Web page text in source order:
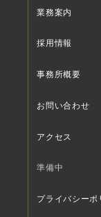
業務案内
採用情報
事務所概要
お問い合わせ
アクセス
準備中
プライバシーポ